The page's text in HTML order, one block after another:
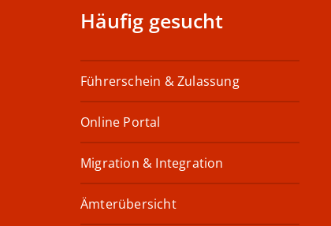
Häufig gesucht
Führerschein & Zulassung
Online Portal
Migration & Integration
Ämterübersicht